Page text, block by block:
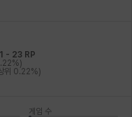
- 23 RP
위 0.22%)
게임 수